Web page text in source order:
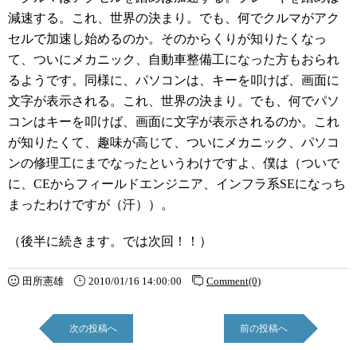
減速する。これ、世界の決まり。でも、何でクルマがアク
セルで加速し始めるのか。そのからくりが知りたくなっ
て、ついにメカニック、自動車整備工になった方もおられ
るようです。同様に、パソコンは、キーを叩けば、画面に
文字が表示される。これ、世界の決まり。でも、何でパソ
コンはキーを叩けば、画面に文字が表示されるのか。これ
が知りたくて、趣味が高じて、ついにメカニック、パソコ
ンの修理工にまでなったというわけですよ、僕は（ついで
に、CEからフィールドエンジニア、インフラ系SEになっち
まったわけですが（汗））。
（後半に続きます。では次回！！）
田所憲雄 2010/01/16 14:00:00 Comment(0)
次の投稿へ 前の投稿へ